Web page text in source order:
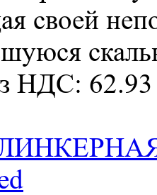
своей
НДС: 62.93